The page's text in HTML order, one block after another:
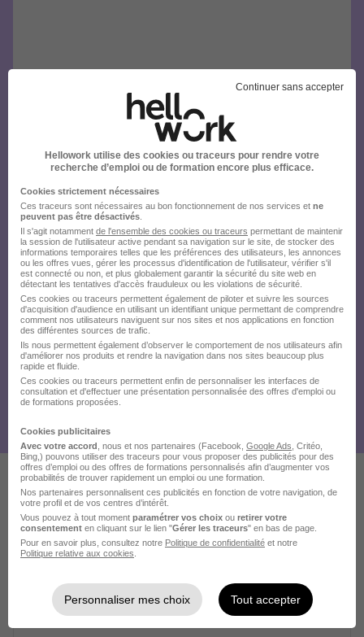
Ces offres pourraient aussi
vous intéresser
Continuer sans accepter
Hellowork utilise des cookies ou traceurs pour rendre votre
recherche d’emploi ou de formation encore plus efficace.
Cookies strictement nécessaires
Ces traceurs sont nécessaires au bon fonctionnement de nos services et ne
peuvent pas être désactivés
Il s'agit notamment de l'ensemble des cookies ou traceurs permettant de maintenir
la session de l'utilisateur active pendant sa navigation sur le site, de stocker des
informations temporaires telles que les préférences des utilisateurs, les annonces
ou les offres vues, gérer les processus d'identification de l'utilisateur, vérifier s'il
est connecté ou non, et plus globalement garantir la sécurité du site web en
détectant les tentatives d'accès frauduleux ou les violations de sécurité.
Ces cookies ou traceurs permettent également de piloter et suivre les sources
d'acquisition d'audience en utilisant un identifiant unique permettant de comprendre
comment nos utilisateurs naviguent sur nos sites et nos applications en fonction
des différentes sources de trafic.
Ils nous permettent également d’observer le comportement de nos utilisateurs afin
d'améliorer nos produits et rendre la navigation dans nos sites beaucoup plus
rapide et fluide.
Ces cookies ou traceurs permettent enfin de personnaliser les interfaces de
consultation et d'effectuer une présentation personnalisée des offres d'emploi ou
de formations proposées.
Cookies publicitaires
Avec votre accord , nous et nos partenaires (Facebook, Google Ads , Critéo,
Bing,) pouvons utiliser des traceurs pour vous proposer des publicités pour des
offres d’emploi ou des offres de formations personnalisés afin d’augmenter vos
probabilités de trouver rapidement un emploi ou une formation.
Nos partenaires personnalisent ces publicités en fonction de votre navigation, de
votre profil et de vos centres d’intérêt.
Vous pouvez à tout moment paramétrer vos choix ou retirer votre
consentement en cliquant sur le lien "Gérer les traceurs" en bas de page.
Pour en savoir plus, consultez notre Politique de confidentialité et notre
Politique relative aux cookies
Personnaliser mes choix Tout accepter